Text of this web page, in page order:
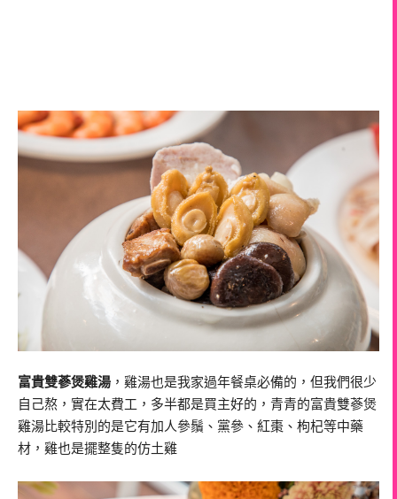
富貴雙蔘煲雞湯 ，雞湯也是我家過年餐桌必備的，但我們很少
自己熬，實在太費工，多半都是買主好的，青青的富貴雙蔘煲
雞湯比較特別的是它有加人參鬚、黨參、紅棗、枸杞等中藥
材，雞也是擺整隻的仿土雞